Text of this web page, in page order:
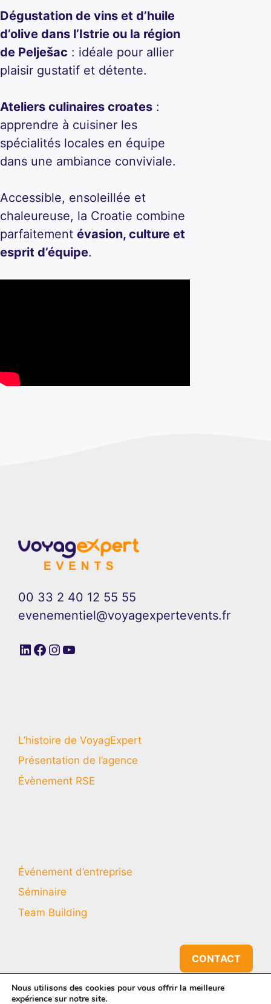
Dégustation de vins et d’huile
d’olive dans l’Istrie ou la région
de Pelješac : idéale pour allier
plaisir gustatif et détente.
Ateliers culinaires croates :
apprendre à cuisiner les
spécialités locales en équipe
dans une ambiance conviviale.
Accessible, ensoleillée et
chaleureuse, la Croatie combine
parfaitement évasion, culture et
esprit d’équipe.
00 33 2 40 12 55 55
evenementiel@voyagexpertevents.fr
LinkedIn
Facebook
Instagram
YouTube
L’histoire de VoyagExpert
Présentation de l’agence
Évènement RSE
Événement d’entreprise
Séminaire
Team Building
CONTACT
Nous utilisons des cookies pour vous offrir la meilleure
expérience sur notre site.